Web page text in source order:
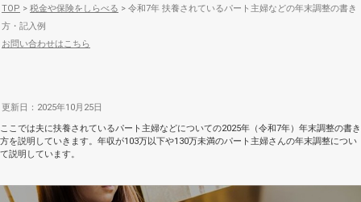
TOP > 税金や保険をしらべる > 令和7年 扶養されているパート主婦などの年末調整の書き
方・記入例
お問い合わせはこちら
更新日：2025年10月25日
ここでは夫に扶養されているパート主婦などについての2025年（令和7年）年末調整の書き
方を説明していきます。年収が103万以下や130万未満のパート主婦さんの年末調整につい
て説明しています。